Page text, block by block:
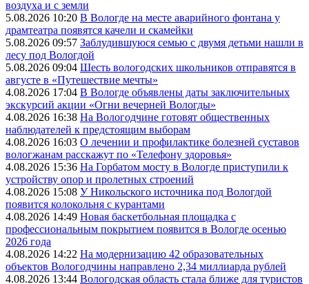
воздуха и с земли
5.08.2026 10:20 В Вологде на месте аварийного фонтана у
драмтеатра появятся качели и скамейки
5.08.2026 09:57 Заблудившуюся семью с двумя детьми нашли в
лесу под Вологдой
5.08.2026 09:04 Шесть вологодских школьников отправятся в
августе в «Путешествие мечты»
4.08.2026 17:04 В Вологде объявлены даты заключительных
экскурсий акции «Огни вечерней Вологды»
4.08.2026 16:38 На Вологодчине готовят общественных
наблюдателей к предстоящим выборам
4.08.2026 16:03 О лечении и профилактике болезней суставов
вологжанам расскажут по «Телефону здоровья»
4.08.2026 15:36 На Горбатом мосту в Вологде приступили к
устройству опор и пролетных строений
4.08.2026 15:08 У Никольского источника под Вологдой
появится колокольня с курантами
4.08.2026 14:49 Новая баскетбольная площадка с
профессиональным покрытием появится в Вологде осенью
2026 года
4.08.2026 14:22 На модернизацию 42 образовательных
объектов Вологодчины направлено 2,34 миллиарда рублей
4.08.2026 13:44 Вологодская область стала ближе для туристов